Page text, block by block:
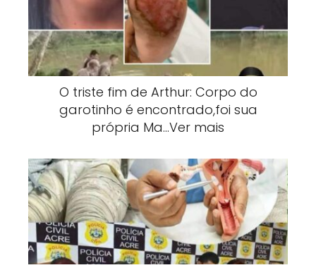
O triste fim de Arthur: Corpo do
garotinho é encontrado,foi sua
própria Ma…Ver mais